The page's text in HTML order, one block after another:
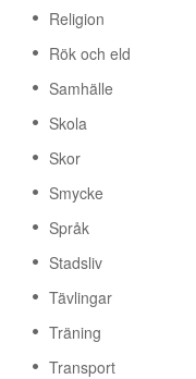
Religion
Rök och eld
Samhälle
Skola
Skor
Smycke
Språk
Stadsliv
Tävlingar
Träning
Transport